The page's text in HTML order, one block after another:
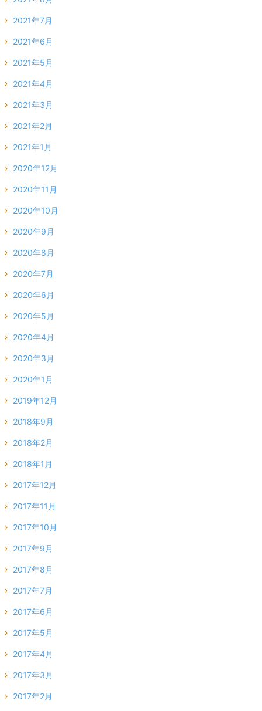
2021年7月
2021年6月
2021年5月
2021年4月
2021年3月
2021年2月
2021年1月
2020年12月
2020年11月
2020年10月
2020年9月
2020年8月
2020年7月
2020年6月
2020年5月
2020年4月
2020年3月
2020年1月
2019年12月
2018年9月
2018年2月
2018年1月
2017年12月
2017年11月
2017年10月
2017年9月
2017年8月
2017年7月
2017年6月
2017年5月
2017年4月
2017年3月
2017年2月